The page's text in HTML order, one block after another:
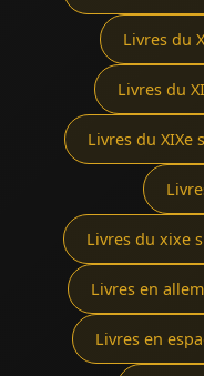
Livres du
Livres du
Livres du XIXe
Livres du xixe
Livres en
Livres en